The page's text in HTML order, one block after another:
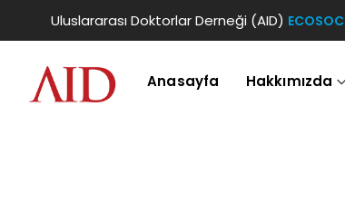
Uluslararası Doktorlar Derneği (AID) ECOSOC
Anasayfa Hakkımızda